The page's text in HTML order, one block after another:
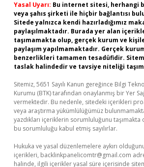
Yasal Uyarı: Bu internet sitesi, herhangi
veya şahıs şirketi ile hiçbir bağlantısı
Sitede yalnızca kendi hazırladığımız
paylaşılmaktadır. Burada yer alan
taşımamakta olup, gerçek kurum ve
paylaşım yapılmamaktadır. Gerçek
benzerlikleri tamamen tesadüfidir.
taslak halindedir ve tavsiye niteliği
Sitemiz, 5651 Sayılı Kanun gereğince Bilgi
Kurumu (BTK) tarafından onaylanmış bir Yer
vermektedir. Bu nedenle, sitedeki içerikleri
veya araştırma yükümlülüğümüz
yazdıkları içeriklerin sorumluluğunu
bu sorumluluğu kabul etmiş sayılırlar.
Hukuka ve yasal düzenlemelere aykırı
içerikleri, backlinkpanelicomtr@gmail.com
halinde, ilgili içerikler yasal süre içerisinde